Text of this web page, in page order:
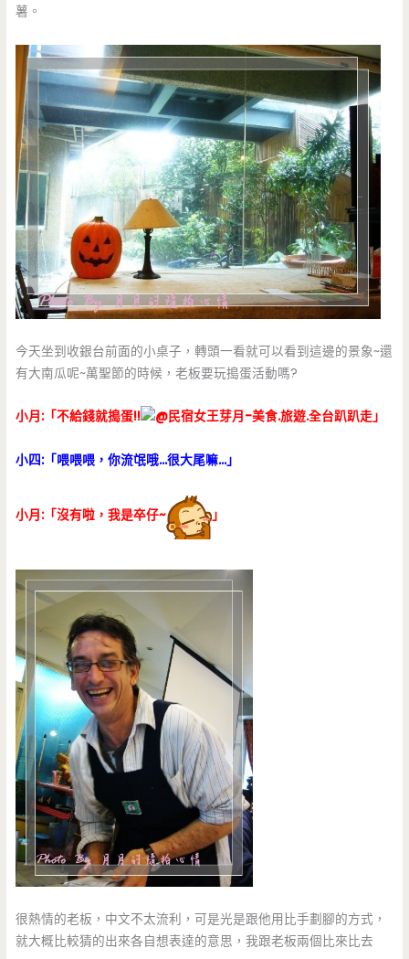
薯。
今天坐到收銀台前面的小桌子，轉頭一看就可以看到這邊的景象~還
有大南瓜呢~萬聖節的時候，老板要玩搗蛋活動嗎?
小月:「不給錢就搗蛋!! 」
小四:「喂喂喂，你流氓哦…很大尾嘛…」
小月:「沒有啦，我是卒仔~ 」
很熱情的老板，中文不太流利，可是光是跟他用比手劃腳的方式，
就大概比較猜的出來各自想表達的意思，我跟老板兩個比來比去